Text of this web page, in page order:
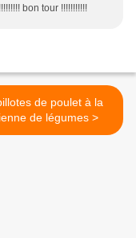
bon tour !!!!!!!!!!!
de poulet à la
julienne de légumes >